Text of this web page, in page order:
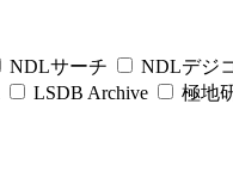
NDLサーチ NDLデジ
LSDB Archive 極地